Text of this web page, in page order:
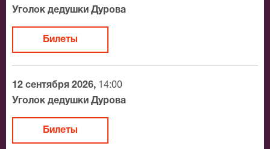
Уголок дедушки Дурова
Билеты
12 сентября 2026, 14:00
Уголок дедушки Дурова
Билеты